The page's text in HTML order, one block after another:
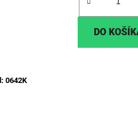
DO
0642K